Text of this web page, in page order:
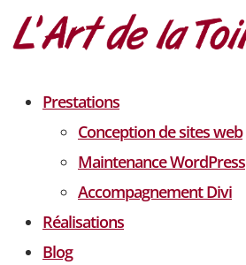
Prestations
Conception de sites web
Maintenance WordPress
Accompagnement Divi
Réalisations
Blog